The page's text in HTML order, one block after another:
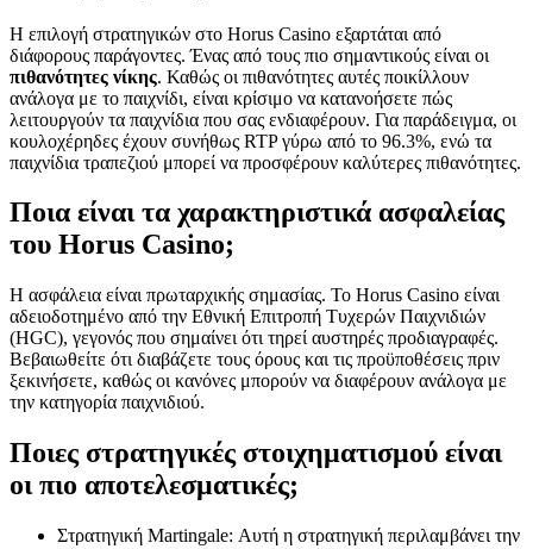
Η επιλογή στρατηγικών στο Horus Casino εξαρτάται από
διάφορους παράγοντες. Ένας από τους πιο σημαντικούς είναι οι
πιθανότητες νίκης. Καθώς οι πιθανότητες αυτές ποικίλλουν
ανάλογα με το παιχνίδι, είναι κρίσιμο να κατανοήσετε πώς
λειτουργούν τα παιχνίδια που σας ενδιαφέρουν. Για παράδειγμα, οι
κουλοχέρηδες έχουν συνήθως RTP γύρω από το 96.3%, ενώ τα
παιχνίδια τραπεζιού μπορεί να προσφέρουν καλύτερες πιθανότητες.
Ποια είναι τα χαρακτηριστικά ασφαλείας
του Horus Casino;
Η ασφάλεια είναι πρωταρχικής σημασίας. Το Horus Casino είναι
αδειοδοτημένο από την Εθνική Επιτροπή Τυχερών Παιχνιδιών
(HGC), γεγονός που σημαίνει ότι τηρεί αυστηρές προδιαγραφές.
Βεβαιωθείτε ότι διαβάζετε τους όρους και τις προϋποθέσεις πριν
ξεκινήσετε, καθώς οι κανόνες μπορούν να διαφέρουν ανάλογα με
την κατηγορία παιχνιδιού.
Ποιες στρατηγικές στοιχηματισμού είναι
οι πιο αποτελεσματικές;
Στρατηγική Martingale: Αυτή η στρατηγική περιλαμβάνει την